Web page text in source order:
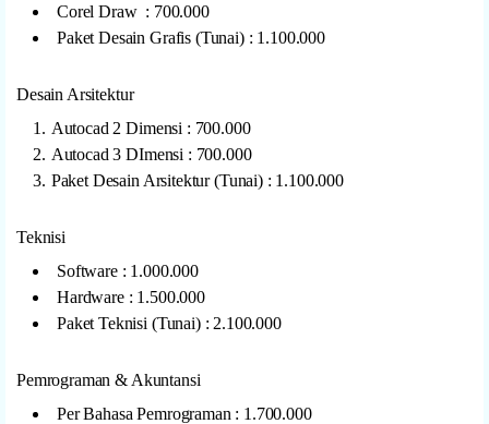
Corel Draw : 700.000
Paket Desain Grafis (Tunai) : 1.100.000
Desain Arsitektur
Autocad 2 Dimensi : 700.000
Autocad 3 DImensi : 700.000
Paket Desain Arsitektur (Tunai) : 1.100.000
Teknisi
Software : 1.000.000
Hardware : 1.500.000
Paket Teknisi (Tunai) : 2.100.000
Pemrograman & Akuntansi
Per Bahasa Pemrograman : 1.700.000